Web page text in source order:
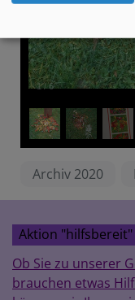
1/6
Archiv 2020
Aktion "hilfsbereit"
Ob Sie zu unserer
brauchen etwas